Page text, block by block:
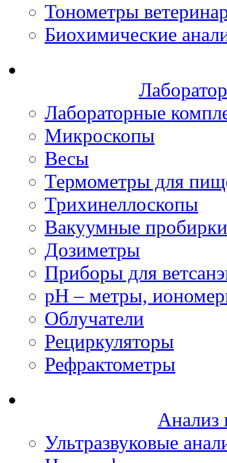
Тонометры
Биохимические
Лабораторные
Микроскопы
Весы
Термометры для
Трихинеллоскопы
Вакуумные пробирки
Дозиметры
Приборы для
рН – метры,
Облучатели
Рециркуляторы
Рефрактометры
Анализ
Ультразвуковые